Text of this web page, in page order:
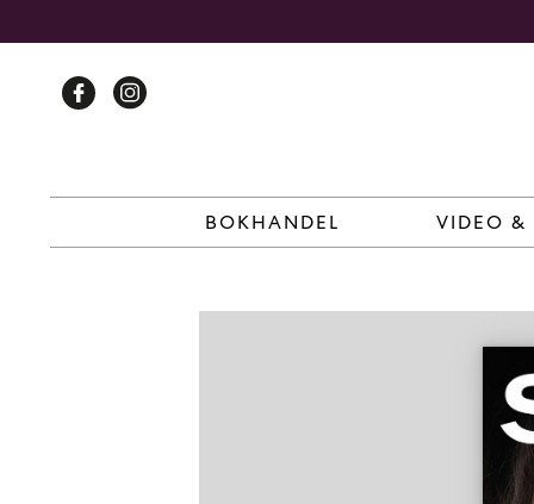
to
BOKHANDEL VIDEO &